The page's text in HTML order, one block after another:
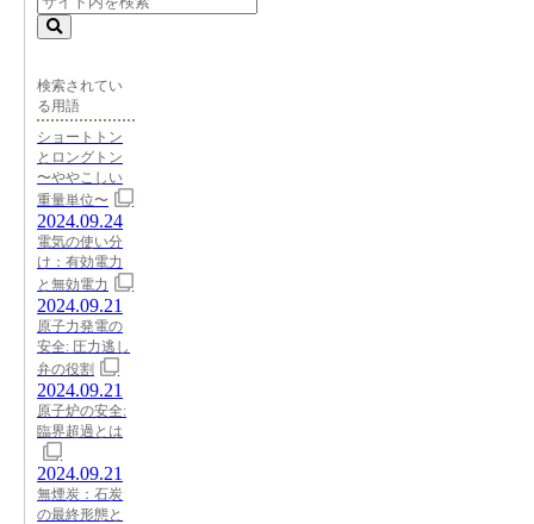
検索されてい
る用語
ショートトン
とロングトン
〜ややこしい
重量単位〜
2024.09.24
電気の使い分
け：有効電力
と無効電力
2024.09.21
原子力発電の
安全: 圧力逃し
弁の役割
2024.09.21
原子炉の安全:
臨界超過とは
2024.09.21
無煙炭：石炭
の最終形態と